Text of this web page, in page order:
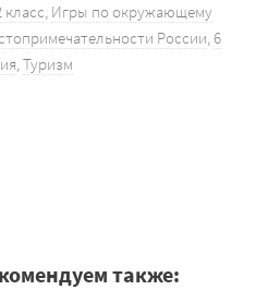
класс, Игры по окружающему
России,6
,Туризм
также: